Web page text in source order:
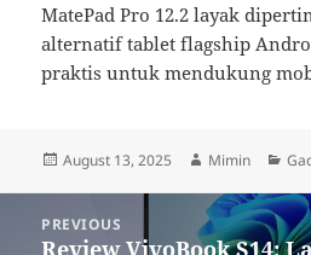
MatePad Pro 12.2 layak
alternatif tablet flagship
praktis untuk mendukung
Posted
August 13, 2025 Author
Mimin
navigation
PREVIOUS
Previous